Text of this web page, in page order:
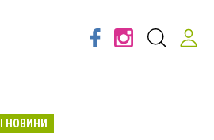
НОВИНИ